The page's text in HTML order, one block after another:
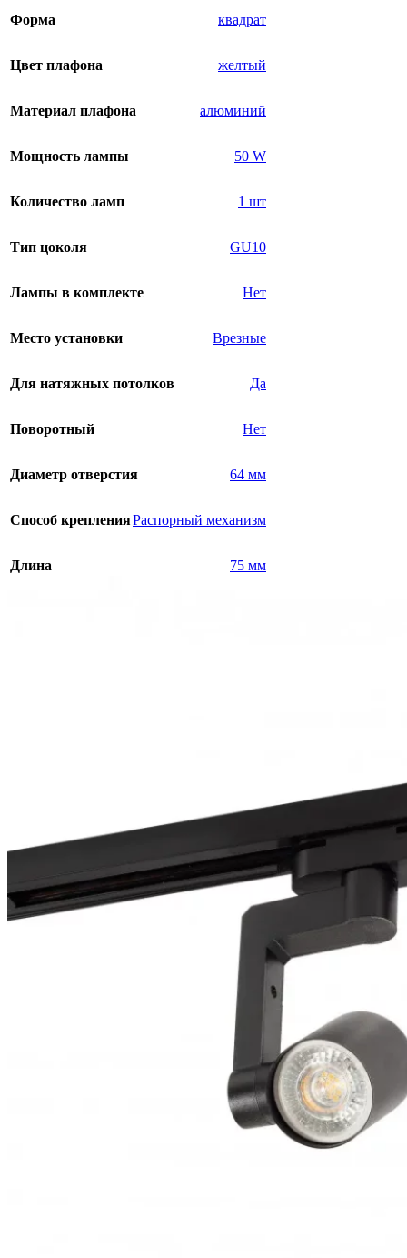
Форма квадрат
Цвет плафона желтый
Материал плафона алюминий
Мощность лампы 50 W
Количество ламп 1 шт
Тип цоколя GU10
Лампы в комплекте Нет
Место установки Врезные
Для натяжных потолков Да
Поворотный Нет
Диаметр отверстия 64 мм
Способ крепленияРаспорный механизм
Длина 75 мм